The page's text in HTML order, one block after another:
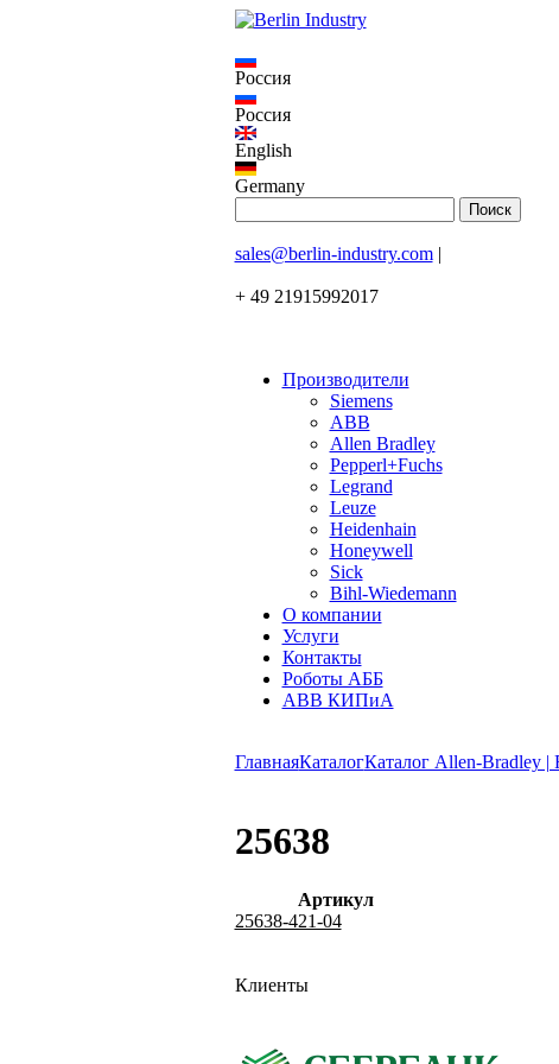
Россия
Россия
English
Germany
sales@berlin-industry.com|
+ 49 21915992017
Производители
Siemens
ABB
Allen Bradley
Pepperl+Fuchs
Legrand
Leuze
Heidenhain
Honeywell
Sick
Bihl-Wiedemann
О компании
Услуги
Контакты
Роботы АББ
ABB КИПиА
ГлавнаяКаталогКаталог Allen-Bradley |
25638
Артикул
25638-421-04
Клиенты